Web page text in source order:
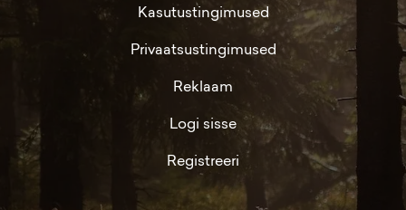
Kasutustingimused
Privaatsustingimused
Reklaam
Logi sisse
Registreeri